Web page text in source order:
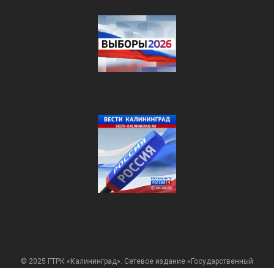
© 2025 ГТРК «Калининград». Сетевое издание «Государственный